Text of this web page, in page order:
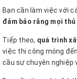
Bạn cần làm việc với
đảm bảo rằng mọi
Tiếp theo, quá trình
việc thi công móng
cầu sự chuyên nghiệp